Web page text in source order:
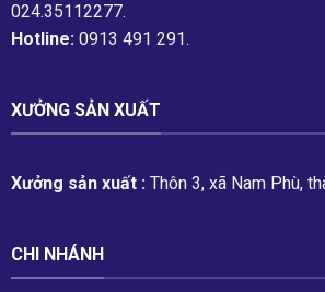
024.35112277.
Hotline:0913 491 291.
XƯỞNG SẢN XUẤT
Xưởng sản xuất :Thôn 3, xã Nam Phù,
CHI NHÁNH